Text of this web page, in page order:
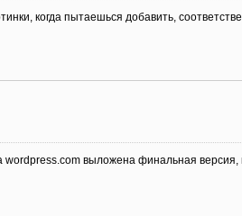
когда пытаешься добавить,
wordpress.com выложена финальная версия,